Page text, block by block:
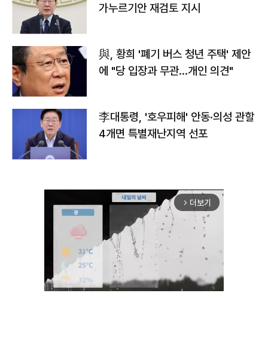
가누르기안 재검토 지시
與, 황희 '폐기 버스 청년 주택' 제안
에 "당 입장과 무관…개인 의견"
李대통령, '호우피해' 안동·의성 관할
4개면 특별재난지역 선포
arrow_forward_ios 더보기